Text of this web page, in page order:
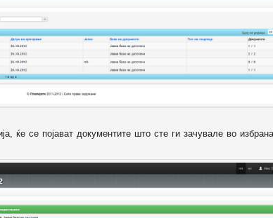
ќе се појават документите што сте ги зачувале во